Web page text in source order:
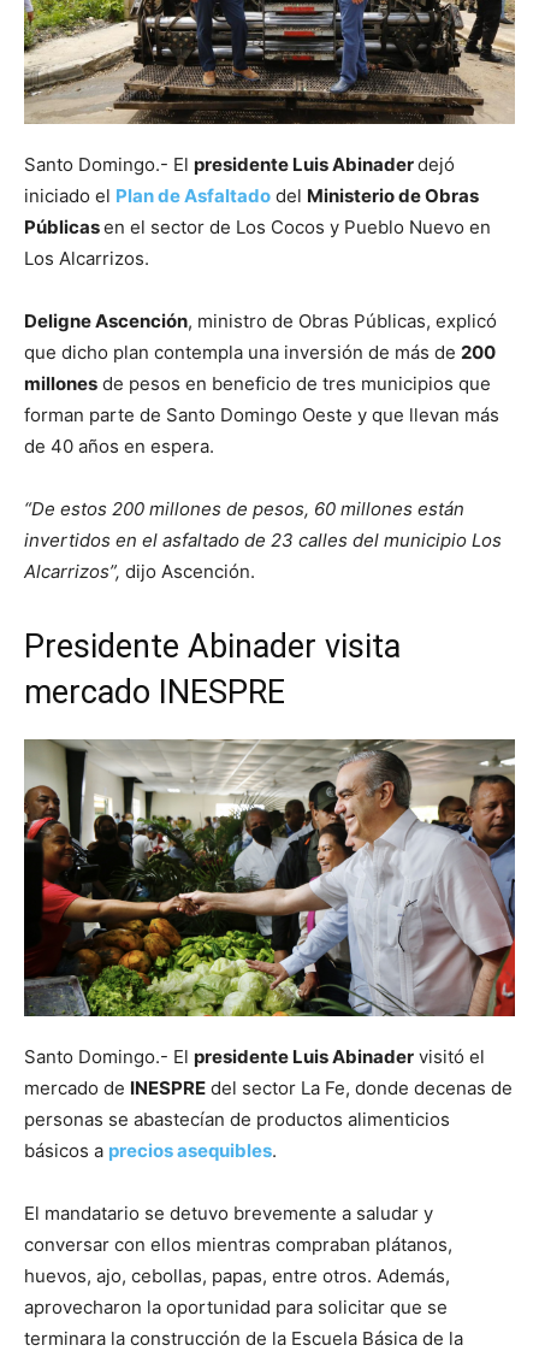
Santo Domingo.- El presidente Luis Abinaderdejó
iniciado el Plan de Asfaltado del Ministerio de Obras
Públicasen el sector de Los Cocos y Pueblo Nuevo en
Los Alcarrizos.
Deligne Ascención, ministro de Obras Públicas, explicó
que dicho plan contempla una inversión de más de 200
millones de pesos en beneficio de tres municipios que
forman parte de Santo Domingo Oeste y que llevan más
de 40 años en espera.
“De estos 200 millones de pesos, 60 millones están
invertidos en el asfaltado de 23 calles del municipio Los
Alcarrizos”, dijo Ascención.
Presidente Abinader visita
mercado INESPRE
Santo Domingo.- El presidente Luis Abinader visitó el
mercado de INESPRE del sector La Fe, donde decenas de
personas se abastecían de productos alimenticios
básicos a precios asequibles.
El mandatario se detuvo brevemente a saludar y
conversar con ellos mientras compraban plátanos,
huevos, ajo, cebollas, papas, entre otros. Además,
aprovecharon la oportunidad para solicitar que se
terminara la construcción de la Escuela Básica de la